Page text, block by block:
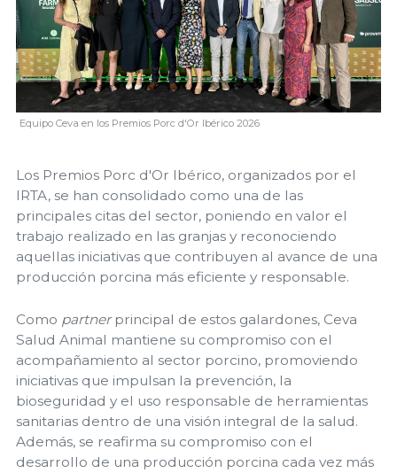
Equipo Ceva en los Premios Porc d'Or Ibérico 2026
Los Premios Porc d'Or Ibérico, organizados por el
IRTA, se han consolidado como una de las
principales citas del sector, poniendo en valor el
trabajo realizado en las granjas y reconociendo
aquellas iniciativas que contribuyen al avance de una
producción porcina más eficiente y responsable.
Como partnerprincipal de estos galardones, Ceva
Salud Animal mantiene su compromiso con el
acompañamiento al sector porcino, promoviendo
iniciativas que impulsan la prevención, la
bioseguridad y el uso responsable de herramientas
sanitarias dentro de una visión integral de la salud.
Además, se reafirma su compromiso con el
desarrollo de una producción porcina cada vez más